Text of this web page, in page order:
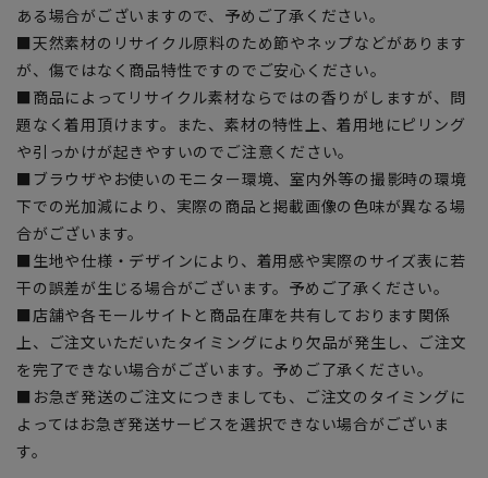
ある場合がございますので、予めご了承ください。
■天然素材のリサイクル原料のため節やネップなどがあります
が、傷ではなく商品特性ですのでご安心ください。
■商品によってリサイクル素材ならではの香りがしますが、問
題なく着用頂けます。また、素材の特性上、着用地にピリング
や引っかけが起きやすいのでご注意ください。
■ブラウザやお使いのモニター環境、室内外等の撮影時の環境
下での光加減により、実際の商品と掲載画像の色味が異なる場
合がございます。
■生地や仕様・デザインにより、着用感や実際のサイズ表に若
干の誤差が生じる場合がございます。予めご了承ください。
■店舗や各モールサイトと商品在庫を共有しております関係
上、ご注文いただいたタイミングにより欠品が発生し、ご注文
を完了できない場合がございます。予めご了承ください。
■お急ぎ発送のご注文につきましても、ご注文のタイミングに
よってはお急ぎ発送サービスを選択できない場合がございま
す。